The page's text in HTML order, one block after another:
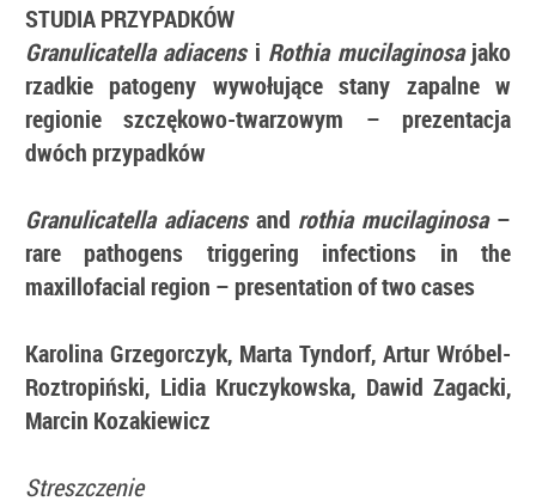
STUDIA PRZYPADKÓW
Granulicatella adiacensi Rothia mucilaginosajako
rzadkie patogeny wywołujące stany zapalne w
regionie szczękowo-twarzowym – prezentacja
dwóch przypadków
Granulicatella adiacensand rothia mucilaginosa–
rare pathogens triggering infections in the
maxillofacial region – presentation of two cases
Karolina Grzegorczyk, Marta Tyndorf, Artur Wróbel-
Roztropiński, Lidia Kruczykowska, Dawid Zagacki,
Marcin Kozakiewicz
Streszczenie